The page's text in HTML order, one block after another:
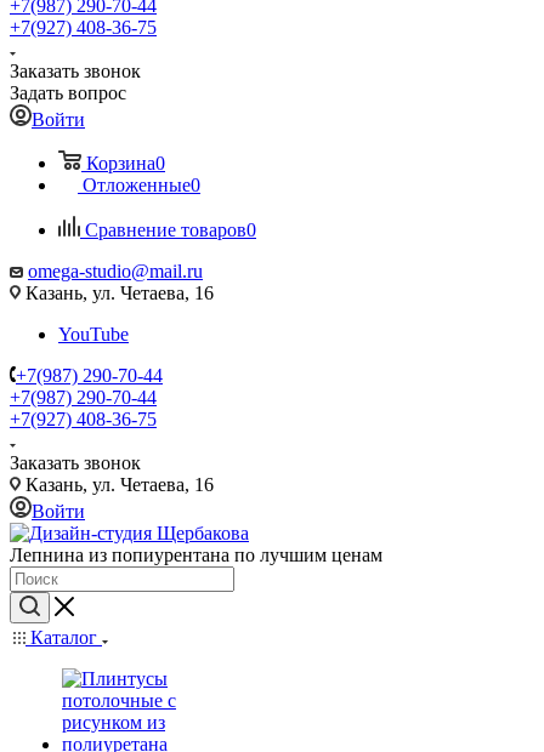
+7(987) 290-70-44
+7(927) 408-36-75
Заказать звонок
Задать вопрос
Войти
Корзина0
Отложенные0
Сравнение товаров0
omega-studio@mail.ru
Казань, ул. Четаева, 16
YouTube
+7(987) 290-70-44
+7(987) 290-70-44
+7(927) 408-36-75
Заказать звонок
Казань, ул. Четаева, 16
Войти
Лепнина из попиурентана по лучшим ценам
Каталог